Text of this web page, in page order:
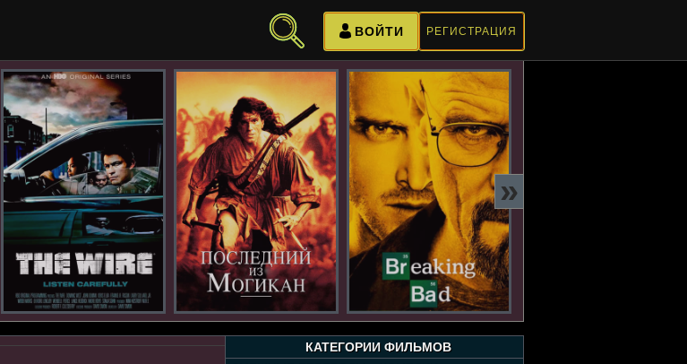
РЕГИСТРАЦИЯ
ВОЙТИ
»
КАТЕГОРИИ ФИЛЬМОВ